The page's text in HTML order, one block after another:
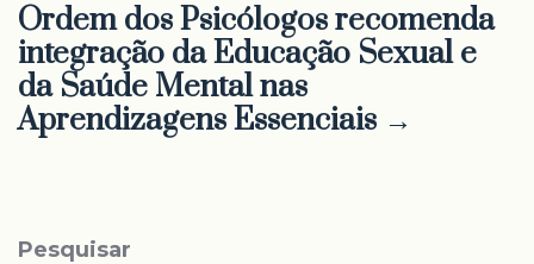
Ordem dos Psicólogos recomenda
integração da Educação Sexual e
da Saúde Mental nas
Aprendizagens Essenciais →
Pesquisar